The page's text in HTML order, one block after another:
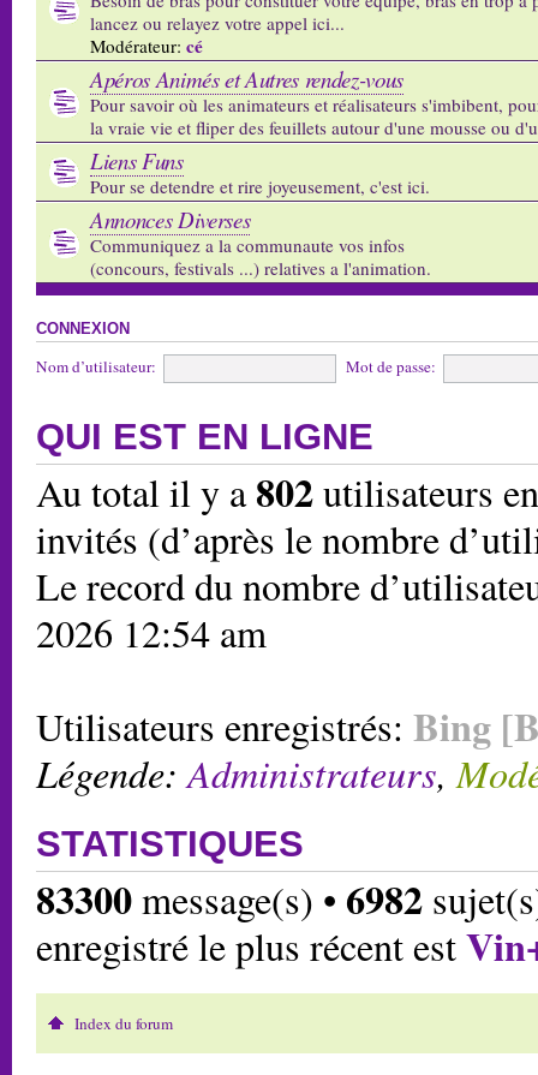
lancez ou relayez votre appel ici...
Modérateur: cé
Apéros Animés et Autres rendez-vous
Pour savoir où les animateurs et réalisateurs s'imbibent,
la vraie vie et fliper des feuillets autour d'une mousse ou
Liens Funs
Pour se detendre et rire joyeusement, c'est ici.
Annonces Diverses
Communiquez a la communaute vos infos
(concours, festivals ...) relatives a l'animation.
CONNEXION
Nom d’utilisateur: Mot de passe:
QUI EST EN LIGNE
Au total il y a802utilisateurs
invités (d’après le nombre
Le record du nombre
2026 12:54 am
Utilisateurs enregistrés: Bing
Légende:Administrateurs,
STATISTIQUES
83300message(s) • 6982
enregistré le plus récent est
Index du forum